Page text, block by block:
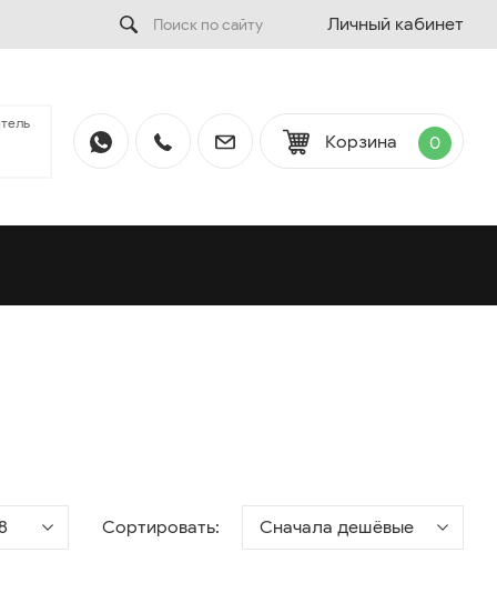
Личный кабинет
Корзина 0
Сортировать: Сначала дешёвые